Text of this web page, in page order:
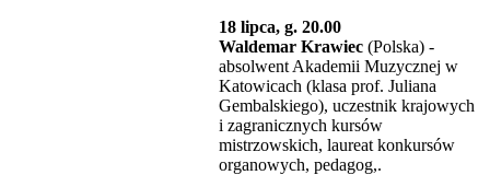
18 lipca, g. 20.00
Waldemar Krawiec (Polska) -
absolwent Akademii Muzycznej w
Katowicach (klasa prof. Juliana
Gembalskiego), uczestnik krajowych
i zagranicznych kursów
mistrzowskich, laureat konkursów
organowych, pedagog,.